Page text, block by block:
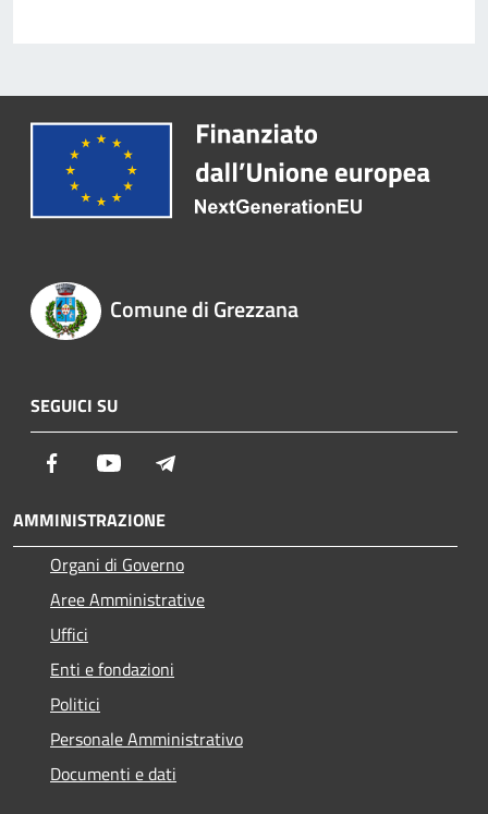
Comune di Grezzana
SEGUICI SU
Facebook Youtube
AMMINISTRAZIONE
Organi di Governo
Aree Amministrative
Uffici
Enti e fondazioni
Politici
Personale Amministrativo
Documenti e dati